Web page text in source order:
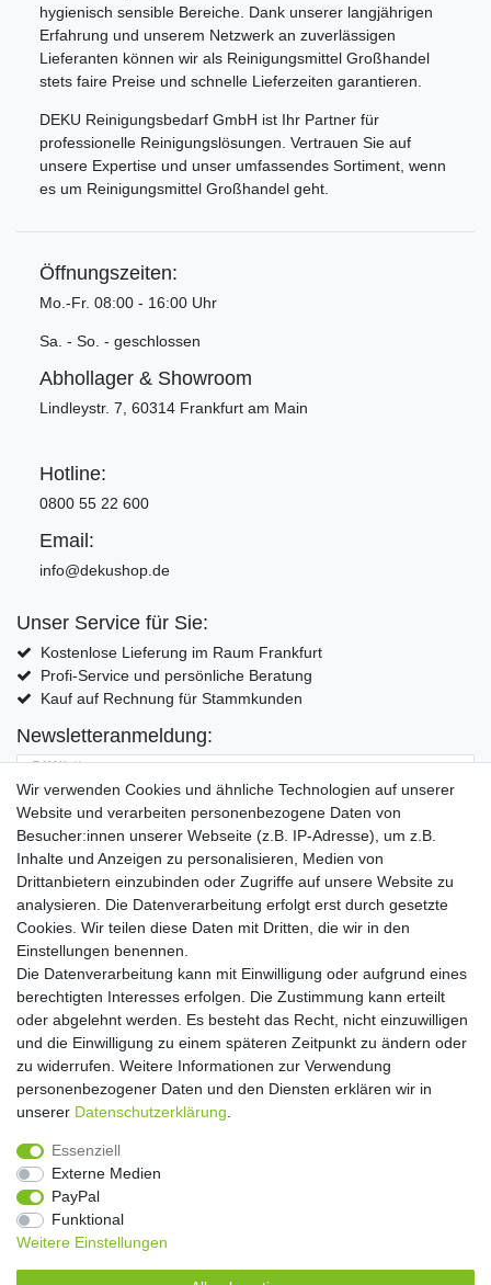
hygienisch sensible Bereiche. Dank unserer langjährigen
Erfahrung und unserem Netzwerk an zuverlässigen
Lieferanten können wir als Reinigungsmittel Großhandel
stets faire Preise und schnelle Lieferzeiten garantieren.
DEKU Reinigungsbedarf GmbH ist Ihr Partner für
professionelle Reinigungslösungen. Vertrauen Sie auf
unsere Expertise und unser umfassendes Sortiment, wenn
es um Reinigungsmittel Großhandel geht.
Öffnungszeiten:
Mo.-Fr. 08:00 - 16:00 Uhr
Sa. - So. - geschlossen
Abhollager & Showroom
Lindleystr. 7, 60314 Frankfurt am Main
Hotline:
0800 55 22 600
Email:
info@dekushop.de
Unser Service für Sie:
Kostenlose Lieferung im Raum Frankfurt
Profi-Service und persönliche Beratung
Kauf auf Rechnung für Stammkunden
Newsletteranmeldung:
E-MAIL **
Hiermit bestätige ich, dass ich die Daten­schutz­erklärung
Einwilligung kann ich jederzeit widerrufen.**
Abonnieren
** Hierbei handelt es sich um ein Pflichtfeld.
Widerrufs­recht Widerrufs­formular Impressum
Daten­schutz­erklärung AGB Kontakt
Wir verwenden Cookies und ähnliche Technologien auf unserer
Website und verarbeiten personenbezogene Daten von
Besucher:innen unserer Webseite (z.B. IP-Adresse), um z.B.
Inhalte und Anzeigen zu personalisieren, Medien von
Drittanbietern einzubinden oder Zugriffe auf unsere Website zu
analysieren. Die Datenverarbeitung erfolgt erst durch gesetzte
Cookies. Wir teilen diese Daten mit Dritten, die wir in den
Einstellungen benennen.
Die Datenverarbeitung kann mit Einwilligung oder aufgrund eines
berechtigten Interesses erfolgen. Die Zustimmung kann erteilt
oder abgelehnt werden. Es besteht das Recht, nicht einzuwilligen
und die Einwilligung zu einem späteren Zeitpunkt zu ändern oder
zu widerrufen. Weitere Informationen zur Verwendung
personenbezogener Daten und den Diensten erklären wir in
unserer Daten­schutz­erklärung
Essenziell
Externe Medien
PayPal
Funktional
Weitere Einstellungen
Copyright 2016 | Dekushop.de | Alle Rechte vorbehalten. |
Angebote gelten nur für Industrie, Handel, Handwerk und
Widerrufs­recht